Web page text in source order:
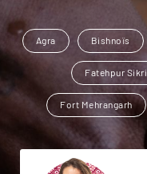
Agra Bishnoïs
Fatehpur Sikri
Fort Mehrangarh